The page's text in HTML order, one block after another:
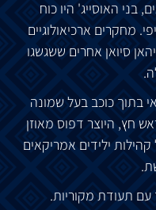
בני האוסייג' היו כוח
מחקרים ארכיאולוגיים
סיואן אחרים ששגשגו
בתוך כוכב בעל שמונה
חץ, היוצר דפוס מאוזן
ילידים אמריקאים
תעודת מקוריות.